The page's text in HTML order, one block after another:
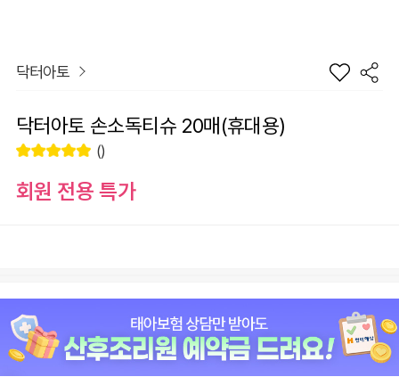
닥터아토
닥터아토 손소독티슈 20매(휴대용)
()
회원 전용 특가
총 상품 금액 0원
바
니
선
하
기